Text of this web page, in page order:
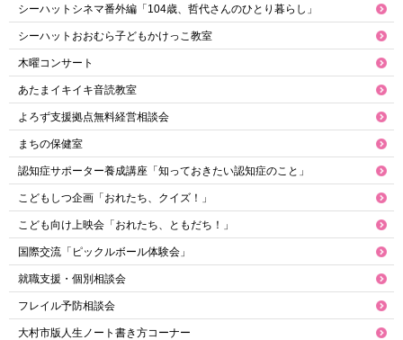
シーハットシネマ番外編「104歳、哲代さんのひとり暮らし」
シーハットおおむら子どもかけっこ教室
木曜コンサート
あたまイキイキ音読教室
よろず支援拠点無料経営相談会
まちの保健室
認知症サポーター養成講座「知っておきたい認知症のこと」
こどもしつ企画「おれたち、クイズ！」
こども向け上映会「おれたち、ともだち！」
国際交流「ピックルボール体験会」
就職支援・個別相談会
フレイル予防相談会
大村市版人生ノート書き方コーナー